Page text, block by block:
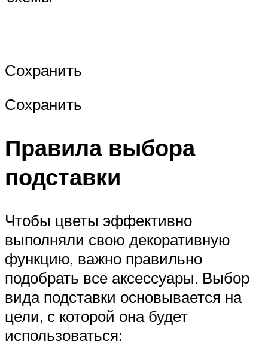
Сохранить
Сохранить
Правила выбора
подставки
Чтобы цветы эффективно
выполняли свою декоративную
функцию, важно правильно
подобрать все аксессуары. Выбор
вида подставки основывается на
цели, с которой она будет
использоваться: